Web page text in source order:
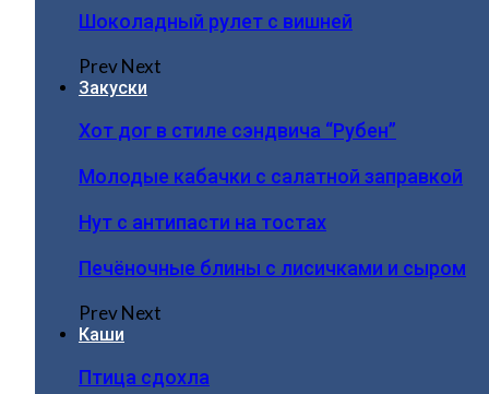
Шоколадный рулет с вишней
PrevNext
Закуски
Хот дог в стиле сэндвича “Рубен”
Молодые кабачки с салатной заправкой
Нут с антипасти на тостах
Печёночные блины с лисичками и сыром
PrevNext
Каши
Птица сдохла